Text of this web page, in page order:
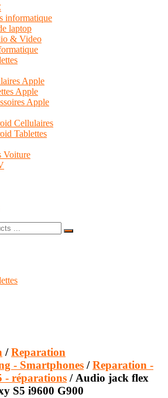
informatique
laptop
& Video
Apple
Apple
Apple
Cellulaires
Tablettes
Voiture
/Reparation
- Smartphones /Reparation -
- réparations / Audio jack flex
S5 i9600 G900